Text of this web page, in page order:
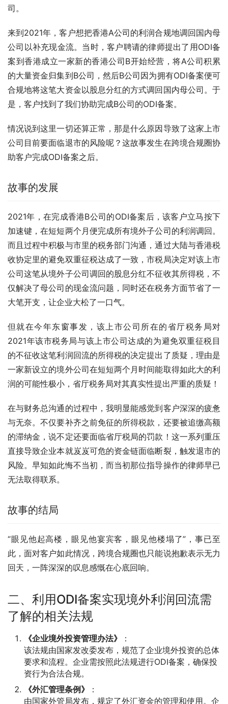
司。
来到2021年，客户想把香港A公司的利润合规地调回国内母
公司以补充现金流。当时，客户聘请的律师提出了用ODI备
案到香港成立一家新的香港公司B开始经营，将A公司积累
的大量资金归集到B公司，然后B公司因为拥有ODI备案便可
合规地将这笔大资金以股息分红的方式调回国内母公司。于
是，客户找到了我们协助完成B公司的ODI备案。
情况说到这里一切还算正常，那是什么原因导致了这家上市
公司目前要面临退市的风险呢？这故事发生在跨境合规圈协
助客户完成ODI备案之后。
故事的发展
2021年，在完成香港B公司的ODI备案后，该客户立马按下
加速键，在短短两个月便完成所有境外子公司的利润调回。
而且过程中积极与市里的税务部门沟通，通过大陆与香港税
收协定里的避免双重征税达成了一致，市税局决定对该上市
公司这笔从境外子公司调回的股息分红不征收其所得税，不
仅解决了母公司的现金流问题，同时还在税务方面节省了一
大笔开支，让企业大松了一口气。
但就在今年东窗事发，该上市公司所在的省厅税务局对
2021年该市税务局与该上市公司达成的为避免双重征税目
的不征收这笔利润回流的所得税的决定提出了质疑，理由是
一家新设立的境外公司在短短两个月时间能取得如此大的利
润的可能性极小，省厅税务局对其真实性提出严重的质疑！
在与财务总沟通的过程中，我明显能感觉到客户深深的疲惫
与无奈。不仅要补齐之前免征的所得税款，还要被追缴高额
的滞纳金，说不定还要面临省厅税局的罚款！这一系列重压
直接导致企业本就岌岌可危的资金链面临断裂，触发退市的
风险。早知如此悔不当初，而当初那位指导操作的律师早已
无法取得联系。
故事的结局
“眼见他起高楼，眼见他宴宾客，眼见他楼塌了”，事已至
此，面对客户如此情况，跨境合规圈也只能说抱歉表示无力
回天，一阵深深的叹息感慨在心底回响。
二、利用ODI备案实现境外利润回流需
了解的相关法规
《企业境外投资管理办法》
：
该法规由国家发改委发布，规范了企业境外投资的总体
要求和流程。企业需按照此法规进行ODI备案，确保投
资行为合法合规。
《外汇管理条例》
：
由国家外管局发布，规定了外汇资金的管理和使用。企